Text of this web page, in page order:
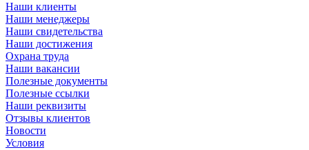
Наши клиенты
Наши менеджеры
Наши свидетельства
Наши достижения
Охрана труда
Наши вакансии
Полезные документы
Полезные ссылки
Наши реквизиты
Отзывы клиентов
Новости
Условия